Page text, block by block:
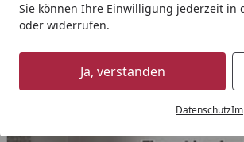
Sie können Ihre Einwilligung jederzeit in
oder widerrufen.
Ja, verstanden
Datenschutz